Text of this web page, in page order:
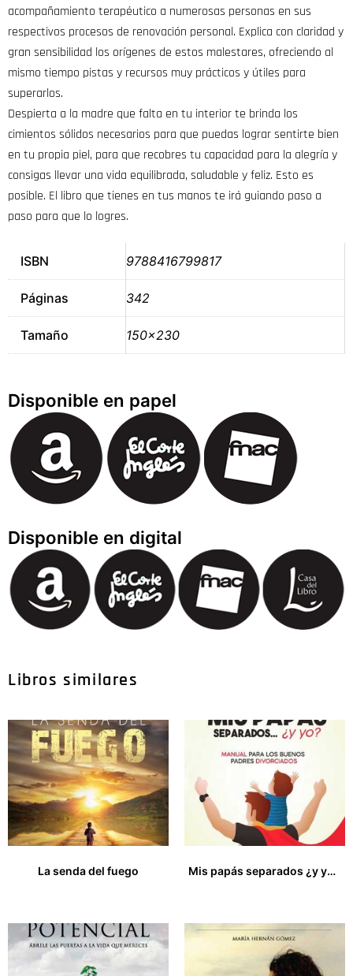
acompañamiento terapéutico a numerosas personas en sus
respectivos procesos de renovación personal. Explica con claridad y
gran sensibilidad los orígenes de estos malestares, ofreciendo al
mismo tiempo pistas y recursos muy prácticos y útiles para
superarlos.
Despierta a la madre que falta en tu interior te brinda los
cimientos sólidos necesarios para que puedas lograr sentirte bien
en tu propia piel, para que recobres tu capacidad para la alegría y
consigas llevar una vida equilibrada, saludable y feliz. Esto es
posible. El libro que tienes en tus manos te irá guiando paso a
paso para que lo logres.
ISBN 9788416799817
Páginas 342
Tamaño 150×230
Disponible en papel
Disponible en digital
Libros similares
La senda del fuego
Mis papás separados ¿y yo? Manual para los buenos padres divorciados